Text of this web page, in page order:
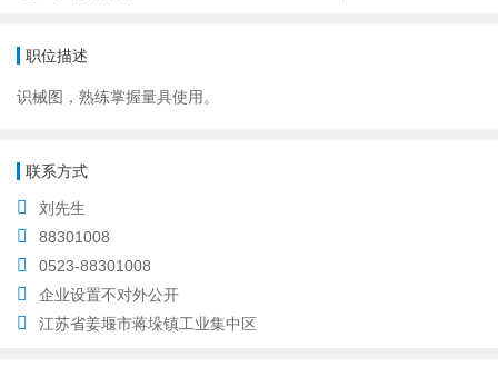
职位描述
识械图，熟练掌握量具使用。
联系方式
刘先生
88301008
0523-88301008
企业设置不对外公开
江苏省姜堰市蒋垛镇工业集中区